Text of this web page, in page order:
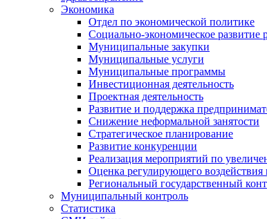
Экономика
Отдел по экономической политике
Социально-экономическое развитие
Муниципальные закупки
Муниципальные услуги
Муниципальные программы
Инвестиционная деятельность
Проектная деятельность
Развитие и поддержка
Снижение неформальной занятости
Стратегическое планирование
Развитие конкуренции
Реализация мероприятий по
Оценка регулирующего
Региональный государственный
Муниципальный контроль
Статистика